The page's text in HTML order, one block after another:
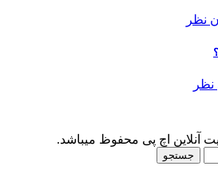
نظر
نظر
آنلاین اچ پی محفوظ میباشد.
جستجو